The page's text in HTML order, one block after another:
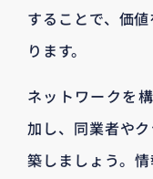
することで、価
ります。
ネットワークを
加し、同業者や
築しましょう。情